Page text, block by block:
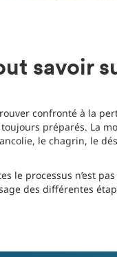
savoir
confronté à la
préparés. La
le chagrin, le
le processus n’est
des différentes